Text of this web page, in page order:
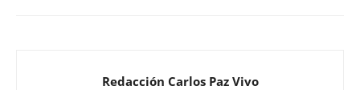
Redacción Carlos Paz Vivo